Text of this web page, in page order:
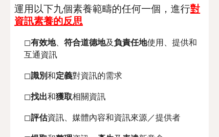
運用以下九個素養範疇的任何一個，進行對
資訊素養的反思
◻有效地、符合道德地及負責任地使用、提供和
互通資訊
◻識別和定義對資訊的需求
◻找出和獲取相關資訊
◻評估資訊、媒體內容和資訊來源／提供者